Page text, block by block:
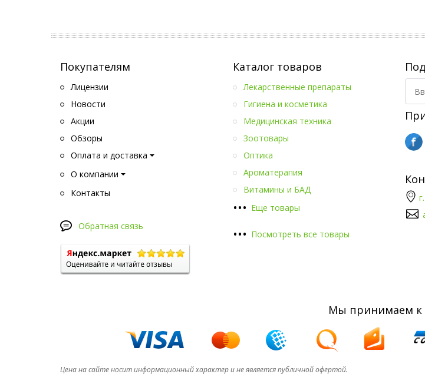
Покупателям
Лицензии
Новости
Акции
Обзоры
Оплата и доставка
О компании
Контакты
Обратная связь
Каталог товаров
••• Еще товары
Лекарственные препараты
Гигиена и косметика
Медицинская техника
Зоотовары
Оптика
Ароматерапия
Витамины и БАД
••• Посмотреть все товары
Мы принимаем к
Цена на сайте носит информационный характер и не является публичной офертой.